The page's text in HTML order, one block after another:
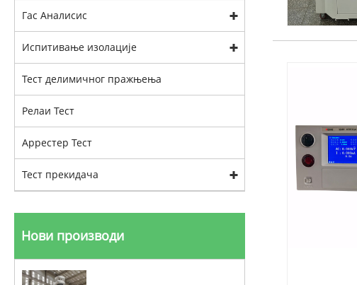
Гас Аналисис
Испитивање изолације
Тест делимичног пражњења
Релаи Тест
Аррестер Тест
Тест прекидача
Нови производи